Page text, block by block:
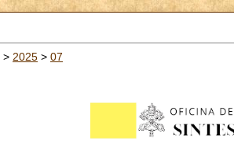
> 2025 > 07